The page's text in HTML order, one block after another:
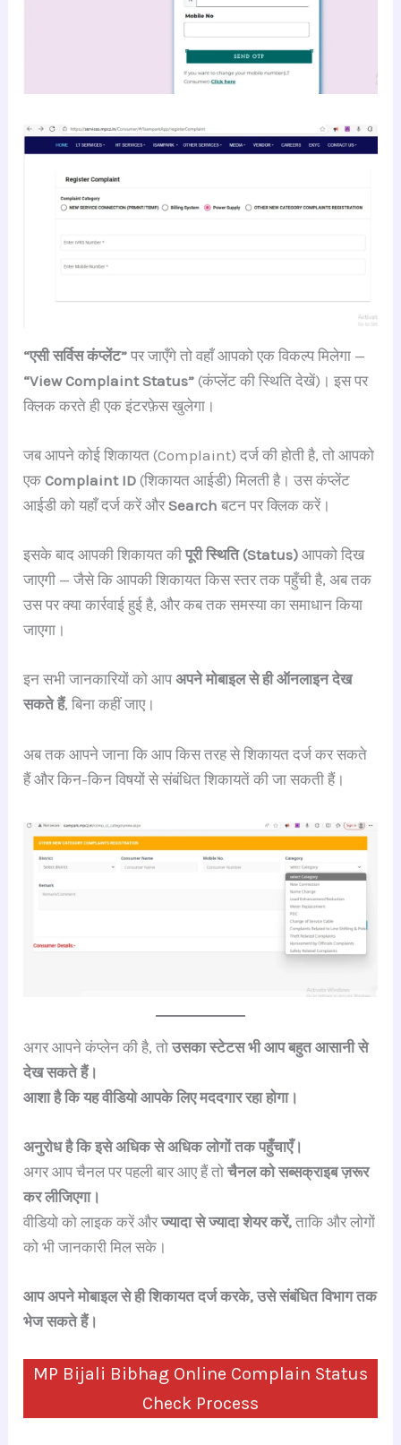
“एसी सर्विस कंप्लेंट” पर जाएँगे तो वहाँ आपको एक विकल्प मिलेगा —
“View Complaint Status” (कंप्लेंट की स्थिति देखें)। इस पर
क्लिक करते ही एक इंटरफ़ेस खुलेगा।
जब आपने कोई शिकायत (Complaint) दर्ज की होती है, तो आपको
एकComplaint ID (शिकायत आईडी) मिलती है। उस कंप्लेंट
आईडी को यहाँ दर्ज करें औरSearch बटन पर क्लिक करें।
इसके बाद आपकी शिकायत कीपूरी स्थिति (Status) आपको दिख
जाएगी — जैसे कि आपकी शिकायत किस स्तर तक पहुँची है, अब तक
उस पर क्या कार्रवाई हुई है, और कब तक समस्या का समाधान किया
जाएगा।
इन सभी जानकारियों को आपअपने मोबाइल से ही ऑनलाइन देख
सकते हैं, बिना कहीं जाए।
अब तक आपने जाना कि आप किस तरह से शिकायत दर्ज कर सकते
हैं और किन-किन विषयों से संबंधित शिकायतें की जा सकती हैं।
अगर आपने कंप्लेन की है, तोउसका स्टेटस भी आप बहुत आसानी से
देख सकते हैं।
आशा है कि यह वीडियो आपके लिए मददगार रहा होगा।
अनुरोध है कि इसे अधिक से अधिक लोगों तक पहुँचाएँ।
अगर आप चैनल पर पहली बार आए हैं तोचैनल को सब्सक्राइब ज़रूर
कर लीजिएगा।
वीडियो को लाइक करें औरज्यादा से ज्यादा शेयर करें, ताकि और लोगों
को भी जानकारी मिल सके।
आप अपने मोबाइल से ही शिकायत दर्ज करके, उसे संबंधित विभाग तक
भेज सकते हैं।
MP Bijali Bibhag Online Complain Status
Check Process